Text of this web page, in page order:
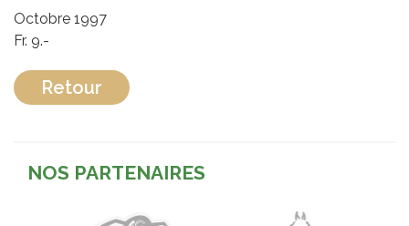
Octobre 1997
Fr. 9.-
Retour
NOS PARTENAIRES